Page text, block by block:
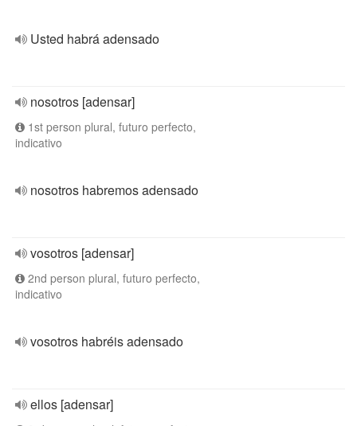
Usted habrá adensado
nosotros [adensar]
1st person plural, futuro perfecto,
indicativo
nosotros habremos adensado
vosotros [adensar]
2nd person plural, futuro perfecto,
indicativo
vosotros habréis adensado
ellos [adensar]